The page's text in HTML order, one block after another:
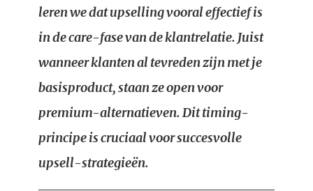
leren we dat upselling vooral effectief is
in de care-fase van de klantrelatie. Juist
wanneer klanten al tevreden zijn met je
basisproduct, staan ze open voor
premium-alternatieven. Dit timing-
principe is cruciaal voor succesvolle
upsell-strategieën.